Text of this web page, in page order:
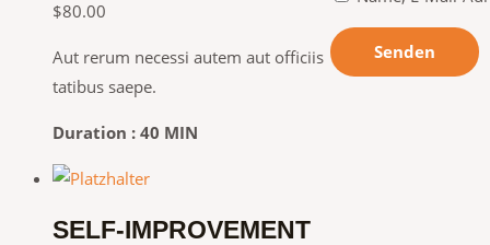
$80.00
Aut rerum necessi autem aut officiis
tatibus saepe.
Duration : 40 MIN
SELF-IMPROVEMENT